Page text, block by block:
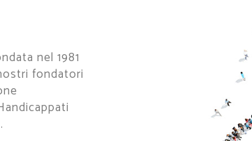
nel 1981
fondatori